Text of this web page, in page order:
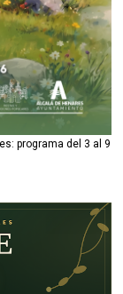
programa del 3 al 9